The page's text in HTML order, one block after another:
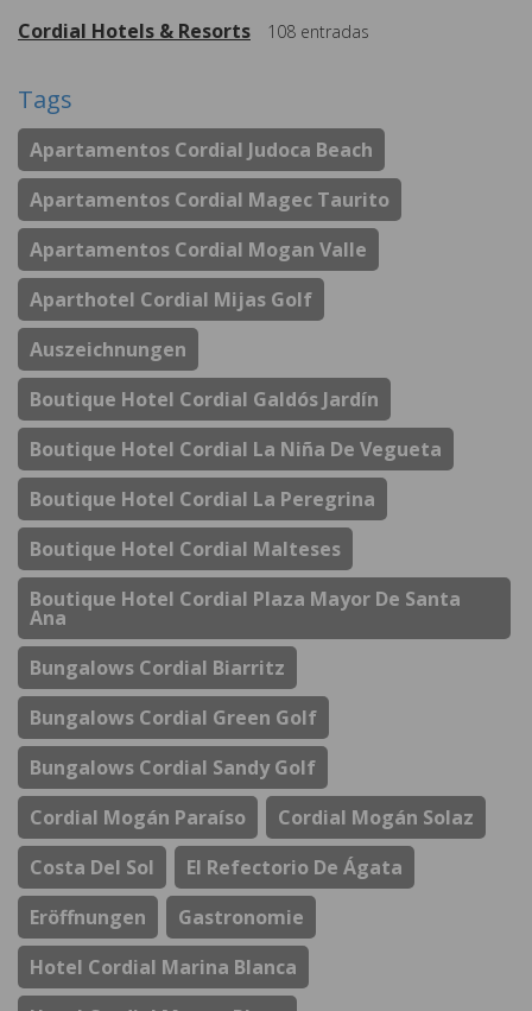
Cordial Hotels & Resorts 108 entradas
Tags
Apartamentos Cordial Judoca Beach
Apartamentos Cordial Magec Taurito
Apartamentos Cordial Mogan Valle
Aparthotel Cordial Mijas Golf
Auszeichnungen
Boutique Hotel Cordial Galdós Jardín
Boutique Hotel Cordial La Niña De Vegueta
Boutique Hotel Cordial La Peregrina
Boutique Hotel Cordial Malteses
Boutique Hotel Cordial Plaza Mayor De Santa
Ana
Bungalows Cordial Biarritz
Bungalows Cordial Green Golf
Bungalows Cordial Sandy Golf
Cordial Mogán Paraíso
Cordial Mogán Solaz
Costa Del Sol
El Refectorio De Ágata
Eröffnungen
Gastronomie
Hotel Cordial Marina Blanca